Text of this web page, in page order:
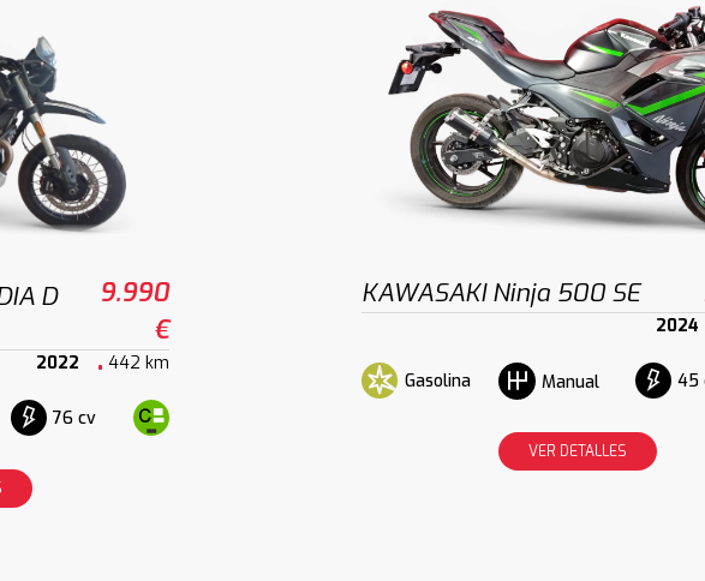
D
9.990
€
2022 442 km
76 cv
KAWASAKI Ninja 500 SE
2024
Gasolina Manual 45
VER DETALLES